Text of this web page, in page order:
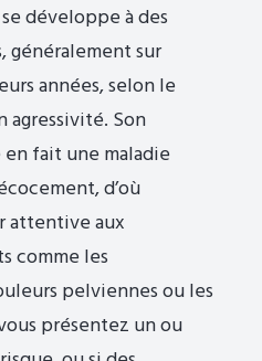
développe à des
généralement sur
années, selon le
Son
fait une maladie
d’où
attentive aux
comme les
pelviennes ou les
présentez un ou